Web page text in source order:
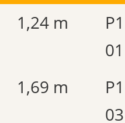
1,24 m
01
1,69 m
03